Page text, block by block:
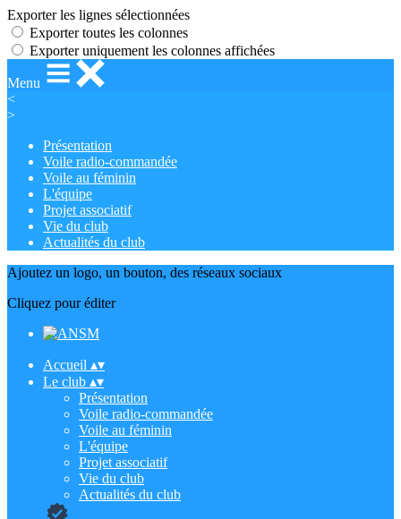
Exporter les lignes sélectionnées
Exporter toutes les colonnes
Exporter uniquement les colonnes affichées
Menu
<
>
Présentation
Voile radio-commandée
Voile au féminin
L'équipe
Projet associatif
Vie du club
Actualités du club
Ajoutez un logo, un bouton, des réseaux sociaux
Cliquez pour éditer
Accueil ▴▾
Le club ▴▾
Présentation
Voile radio-commandée
Voile au féminin
L'équipe
Projet associatif
Vie du club
Actualités du club